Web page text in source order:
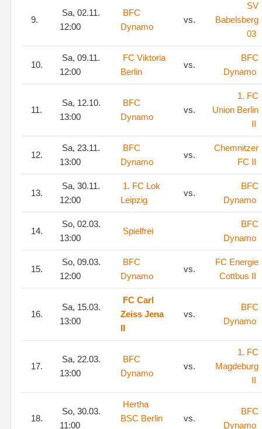
9.
Sa, 02.11.
12:00
BFC
Dynamo
vs.
SV
Babelsberg
03
10.
Sa, 09.11.
12:00
FC Viktoria
Berlin
vs.
BFC
Dynamo
11.
Sa, 12.10.
13:00
BFC
Dynamo
vs.
1. FC
Union Berlin
II
12.
Sa, 23.11.
13:00
BFC
Dynamo
vs.
Chemnitzer
FC II
13.
Sa, 30.11.
12:00
1. FC Lok
Leipzig
vs.
BFC
Dynamo
14.
So, 02.03.
13:00
Spielfrei
BFC
Dynamo
15.
So, 09.03.
12:00
BFC
Dynamo
vs.
FC Energie
Cottbus II
16.
Sa, 15.03.
13:00
FC Carl
Zeiss Jena
II
vs.
BFC
Dynamo
17.
Sa, 22.03.
13:00
BFC
Dynamo
vs.
1. FC
Magdeburg
II
18.
So, 30.03.
11:00
Hertha
BSC Berlin
vs.
BFC
Dynamo